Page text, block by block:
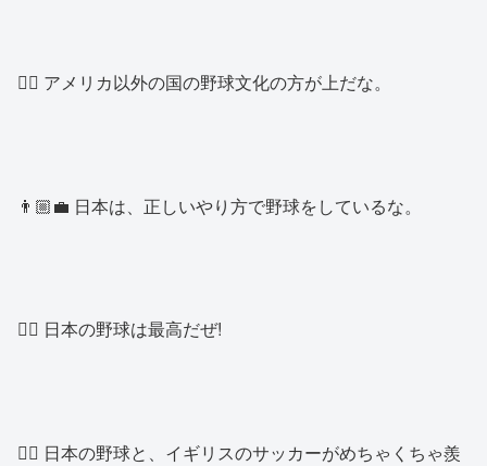
👱‍♂️ アメリカ以外の国の野球文化の方が上だな。
👨🏼‍💼 日本は、正しいやり方で野球をしているな。
👱‍♂️ 日本の野球は最高だぜ!
👱‍♂️ 日本の野球と、イギリスのサッカーがめちゃくちゃ羨